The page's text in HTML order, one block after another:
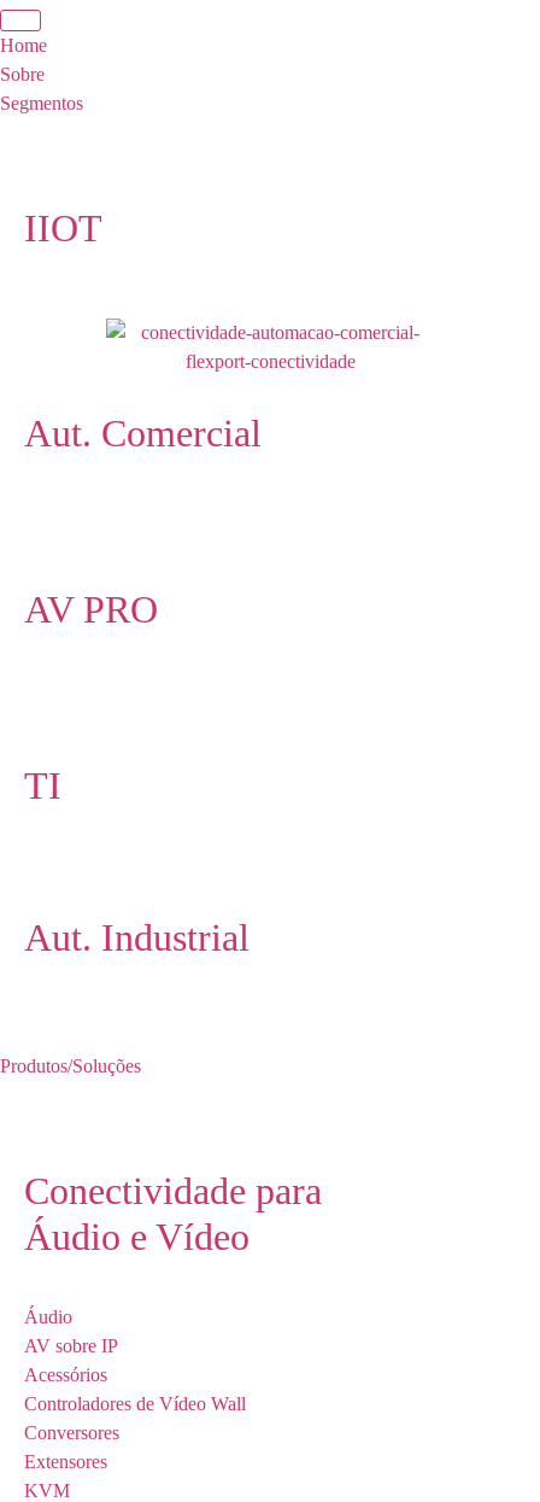
Home
Sobre
Segmentos
IIOT
Aut. Comercial
AV PRO
TI
Aut. Industrial
Produtos/Soluções
Conectividade para
Áudio e Vídeo
Áudio
AV sobre IP
Acessórios
Controladores de Vídeo Wall
Conversores
Extensores
KVM